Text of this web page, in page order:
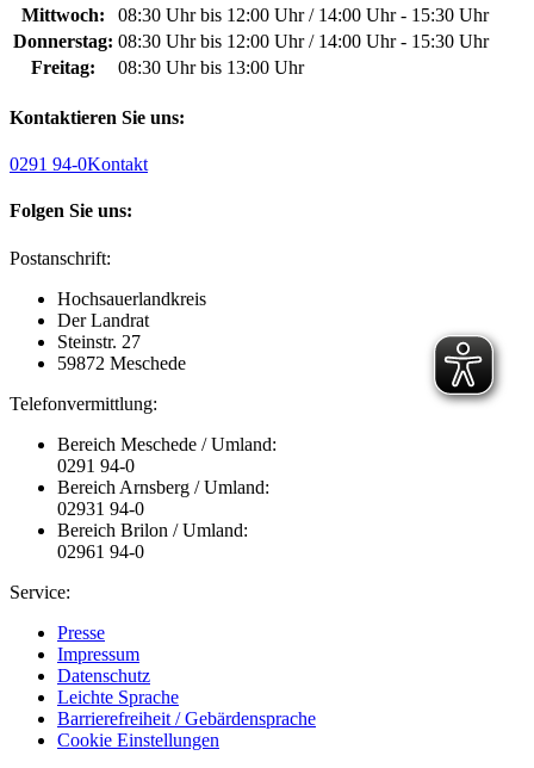
Mittwoch:
08:30 Uhr bis 12:00 Uhr / 14:00 Uhr - 15:30 Uhr
Donnerstag: 08:30 Uhr bis 12:00 Uhr / 14:00 Uhr - 15:30 Uhr
Freitag:
08:30 Uhr bis 13:00 Uhr
Kontaktieren Sie uns:
0291 94-0Kontakt
Folgen Sie uns:
Postanschrift:
Hochsauerlandkreis
Der Landrat
Steinstr. 27
59872 Meschede
Telefonvermittlung:
Bereich Meschede / Umland:
0291 94-0
Bereich Arnsberg / Umland:
02931 94-0
Bereich Brilon / Umland:
02961 94-0
Service:
Presse
Impressum
Datenschutz
Leichte Sprache
Barrierefreiheit / Gebärdensprache
Cookie Einstellungen